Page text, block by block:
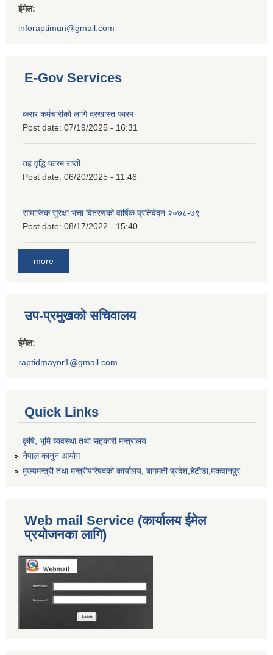
ईमेल:
inforaptimun@gmail.com
E-Gov Services
करार कर्मचारीको लागि दरखास्त फारम
Post date: 07/19/2025 - 16:31
तह वृद्धि फारम राप्ती
Post date: 06/20/2025 - 11:46
सामाजिक सुरक्षा भत्ता वितरणको वार्षिक प्रतिवेदन २०७८-७९
Post date: 08/17/2022 - 15:40
more
उप-प्रमुखको सचिवालय
ईमेल:
raptidmayor1@gmail.com
Quick Links
कृषि, भूमि व्यवस्था तथा सहकारी मन्त्रालय
नेपाल कानुन आयोग
मुख्यमन्त्री तथा मन्त्रीपरिषदको कार्यालय, बागमती प्रदेश,हेटाैडा,मकवानपुर
Web mail Service (कार्यालय ईमेल
प्रयोजनका लागि)